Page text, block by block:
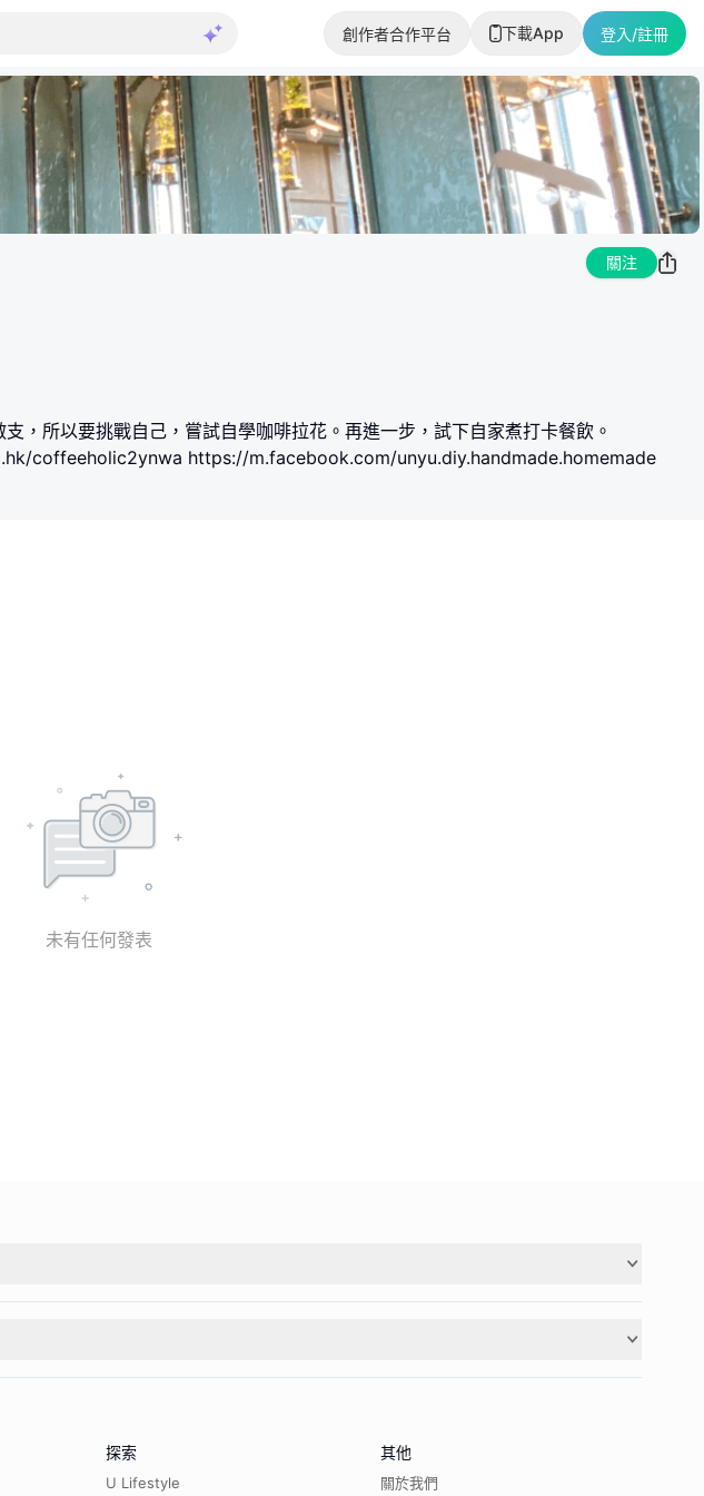
創作者合作平台 下載App 登入/註冊
關注
，所以要挑戰自己，嘗試自學咖啡拉花。再進一步，試下自家煮打卡餐飲。
coffeeholic2ynwa https://m.facebook.com/unyu.diy.handmade.homemade
未有任何發表
探索
U Lifestyle
其他
關於我們